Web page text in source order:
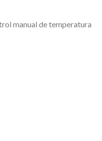
manual de temperatura